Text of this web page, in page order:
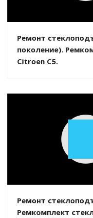
Ремонт
поколение).
Citroen C5.
Ремонт
Ремкомплект